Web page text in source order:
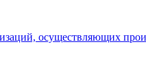
осуществляющих